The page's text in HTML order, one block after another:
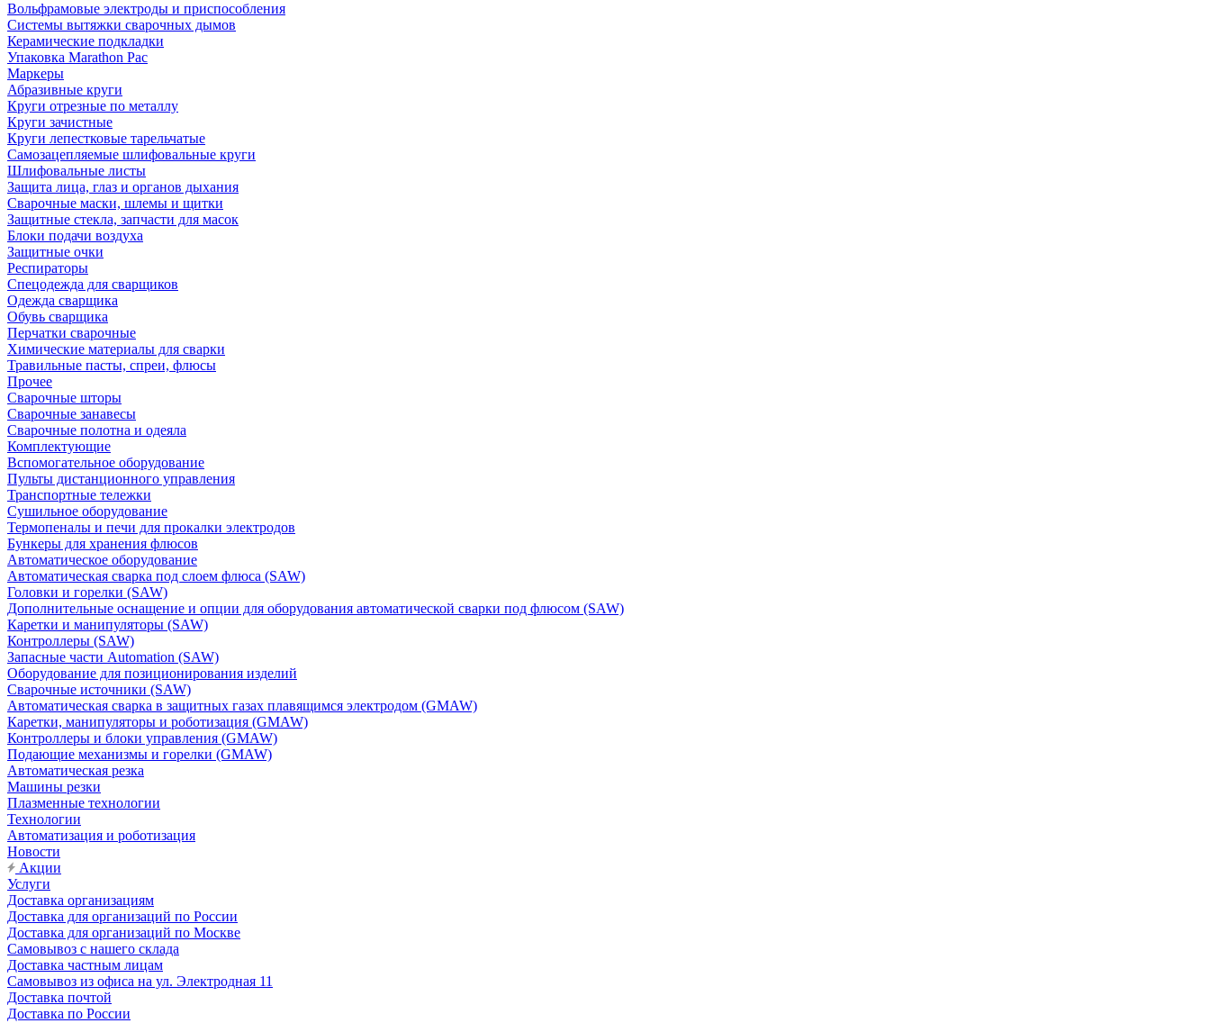
Вольфрамовые электроды и приспособления
Системы вытяжки сварочных дымов
Керамические подкладки
Упаковка Marathon Pac
Маркеры
Абразивные круги
Круги отрезные по металлу
Круги зачистные
Круги лепестковые тарельчатые
Самозацепляемые шлифовальные круги
Шлифовальные листы
Защита лица, глаз и органов дыхания
Сварочные маски, шлемы и щитки
Защитные стекла, запчасти для масок
Блоки подачи воздуха
Защитные очки
Респираторы
Спецодежда для сварщиков
Одежда сварщика
Обувь сварщика
Перчатки сварочные
Химические материалы для сварки
Травильные пасты, спреи, флюсы
Прочее
Сварочные шторы
Сварочные занавесы
Сварочные полотна и одеяла
Комплектующие
Вспомогательное оборудование
Пульты дистанционного управления
Транспортные тележки
Сушильное оборудование
Термопеналы и печи для прокалки электродов
Бункеры для хранения флюсов
Автоматическое оборудование
Автоматическая сварка под слоем флюса (SAW)
Головки и горелки (SAW)
Дополнительные оснащение и опции для оборудования автоматической сварки под флюсом (SAW)
Каретки и манипуляторы (SAW)
Контроллеры (SAW)
Запасные части Automation (SAW)
Оборудование для позиционирования изделий
Сварочные источники (SAW)
Автоматическая сварка в защитных газах плавящимся электродом (GMAW)
Каретки, манипуляторы и роботизация (GMAW)
Контроллеры и блоки управления (GMAW)
Подающие механизмы и горелки (GMAW)
Автоматическая резка
Машины резки
Плазменные технологии
Технологии
Автоматизация и роботизация
Новости
Акции
Услуги
Доставка организациям
Доставка для организаций по России
Доставка для организаций по Москве
Самовывоз с нашего склада
Доставка частным лицам
Самовывоз из офиса на ул. Электродная 11
Доставка почтой
Доставка по России